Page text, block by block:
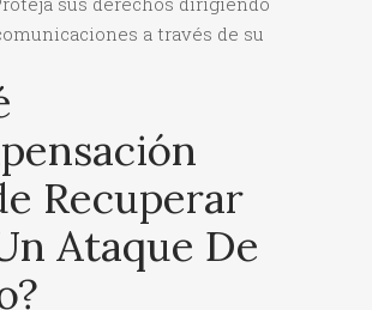
a través de su
Recuperar
Ataque De